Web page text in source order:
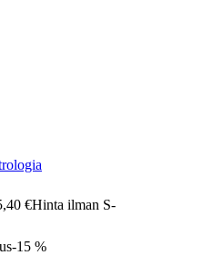
€Hinta ilman S-
-15 %